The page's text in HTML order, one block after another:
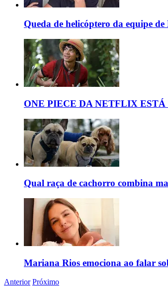
Queda de helicóptero da equipe
ONE PIECE DA NETFLIX
Qual raça de cachorro combina
Mariana Rios emociona ao falar
Anterior Próximo